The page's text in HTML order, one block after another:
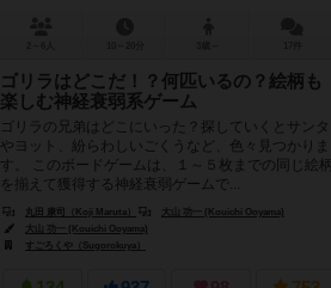
ゴリラはどこだ！？何匹いるの？絵柄も
楽しむ神経衰弱系ゲーム
ゴリラの兄弟はどこにいった？探していくとサンタ
やヨット、紛らわしいごくうなど、色々見つかりま
す。 このボードゲームは、１～５枚までの同じ絵柄
を揃えて獲得する神経衰弱ゲームで...
丸田 康司（Koji Maruta）
大山 功一 (Kouichi Ooyama)
大山 功一 (Kouichi Ooyama)
すごろくや（Sugorokuya）